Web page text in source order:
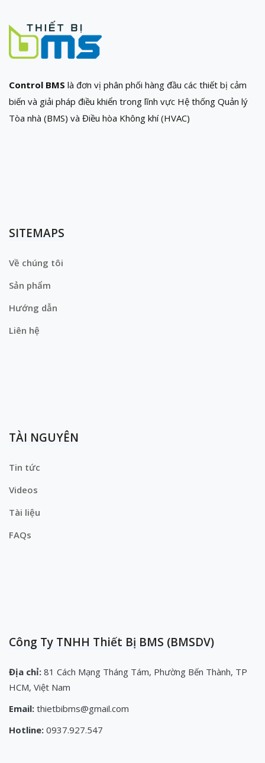
Control BMS là đơn vị phân phối hàng đầu các thiết bị cảm
biến và giải pháp điều khiển trong lĩnh vực Hệ thống Quản lý
Tòa nhà (BMS) và Điều hòa Không khí (HVAC)
SITEMAPS
Về chúng tôi
Sản phẩm
Hướng dẫn
Liên hệ
TÀI NGUYÊN
Tin tức
Videos
Tài liệu
FAQs
Công Ty TNHH Thiết Bị BMS (BMSDV)
Địa chỉ: 81 Cách Mạng Tháng Tám, Phường Bến Thành, TP
HCM, Việt Nam
Email: thietbibms@gmail.com
Hotline: 0937.927.547